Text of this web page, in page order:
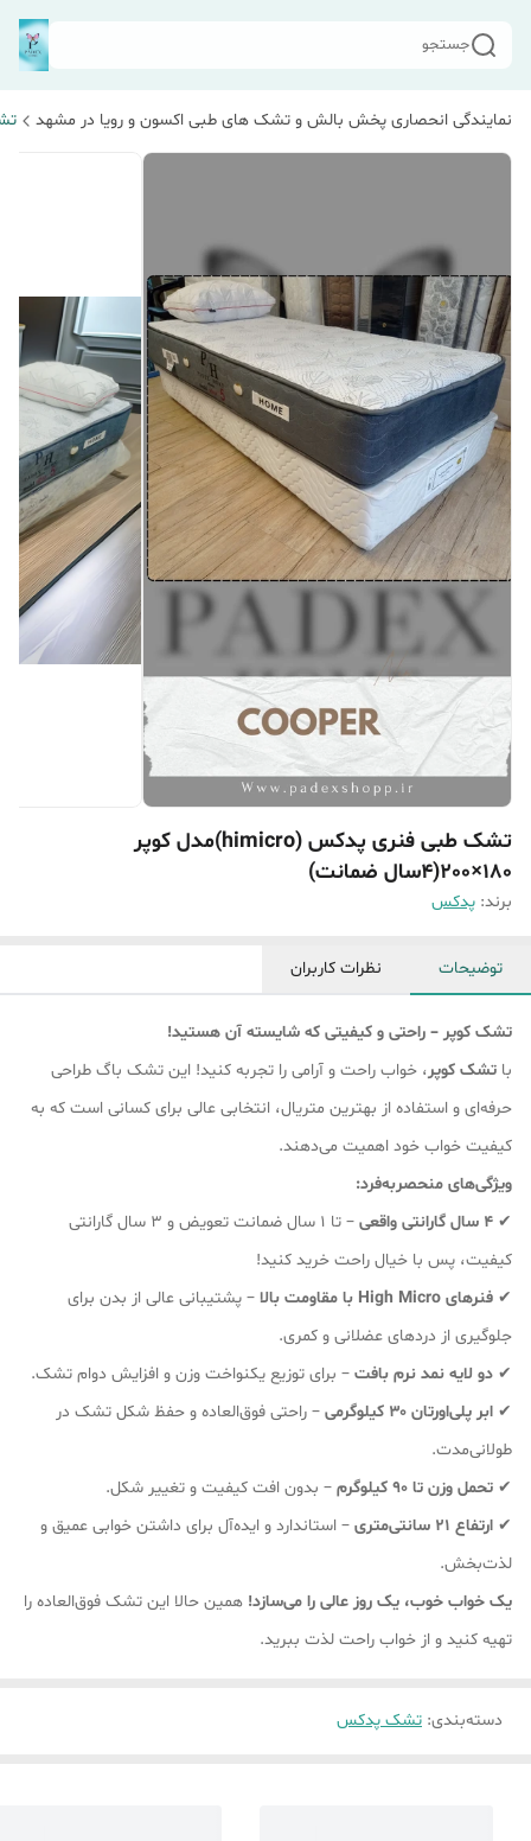
جستجو
نمایندگی انحصاری پخش بالش و تشک های طبی اکسون و رویا در مشهد
تشک طبی فنری پدکس (himicro)مدل کوپر
180×200(4سال ضمانت)
برند: پدکس
توضیحات نظرات کاربران
تشک کوپر – راحتی و کیفیتی که شایسته آن هستید!
با تشک کوپر، خواب راحت و آرامی را تجربه کنید! این تشک باگ طراحی
حرفه‌ای و استفاده از بهترین متریال، انتخابی عالی برای کسانی است که به
کیفیت خواب خود اهمیت می‌دهند.
ویژگی‌های منحصر‌به‌فرد:
✔ ۴ سال گارانتی واقعی
– تا ۱ سال ضمانت تعویض و ۳ سال گارانتی
کیفیت، پس با خیال راحت خرید کنید!
✔ فنرهای High Micro با مقاومت بالا
– پشتیبانی عالی از بدن برای
جلوگیری از دردهای عضلانی و کمری.
✔ دو لایه نمد نرم بافت – برای توزیع یکنواخت وزن و افزایش دوام تشک.
✔ ابر پلی‌اورتان ۳۰ کیلوگرمی
– راحتی فوق‌العاده و حفظ شکل تشک در
طولانی‌مدت.
✔ تحمل وزن تا ۹۰ کیلوگرم
– بدون افت کیفیت و تغییر شکل.
✔ ارتفاع ۲۱ سانتی‌متری
– استاندارد و ایده‌آل برای داشتن خوابی عمیق و
لذت‌بخش.
یک خواب خوب، یک روز عالی را می‌سازد! همین حالا این تشک فوق‌العاده را
تهیه کنید و از خواب راحت لذت ببرید.
دسته‌بندی: تشک پدکس